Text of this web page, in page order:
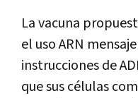
La vacuna
el uso ARN
instrucciones de
que sus células